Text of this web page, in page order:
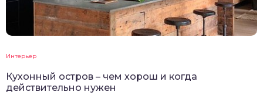
Интерьер
Кухонный остров – чем хорош и когда
действительно нужен